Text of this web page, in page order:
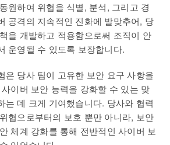
원하여 위협을 식별, 분석, 그리고 경
공격의 지속적인 진화에 발맞추어, 당
을 개발하고 적용함으로써 조직이 안
운영될 수 있도록 보장합니다.
은 당사 팀이 고유한 보안 요구 사항을
이버 보안 능력을 강화할 수 있는 맞
는 데 크게 기여했습니다. 당사와 협력
협으로부터의 보호 뿐만 아니라, 보안
체계 강화를 통해 전반적인 사이버 보